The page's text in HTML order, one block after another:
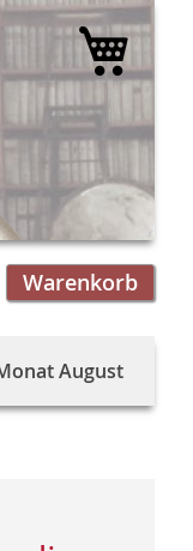
Warenkorb
Mein
August